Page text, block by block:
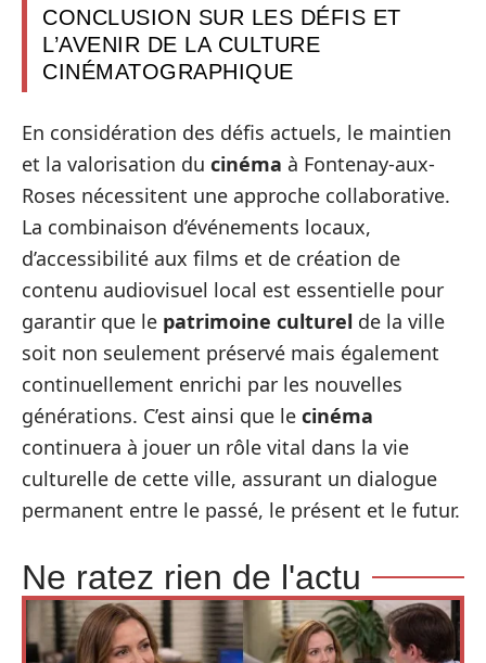
CONCLUSION SUR LES DÉFIS ET
L’AVENIR DE LA CULTURE
CINÉMATOGRAPHIQUE
En considération des défis actuels, le maintien
et la valorisation du cinéma à Fontenay-aux-
Roses nécessitent une approche collaborative.
La combinaison d’événements locaux,
d’accessibilité aux films et de création de
contenu audiovisuel local est essentielle pour
garantir que le patrimoine culturel de la ville
soit non seulement préservé mais également
continuellement enrichi par les nouvelles
générations. C’est ainsi que le cinéma
continuera à jouer un rôle vital dans la vie
culturelle de cette ville, assurant un dialogue
permanent entre le passé, le présent et le futur.
Ne ratez rien de l'actu